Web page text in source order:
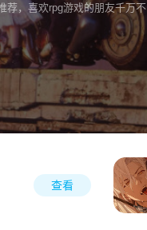
荐，喜欢rpg游戏的朋友千万不
查看